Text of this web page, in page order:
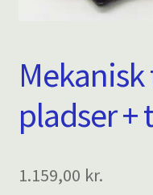
pladser +
1.159,00 kr.